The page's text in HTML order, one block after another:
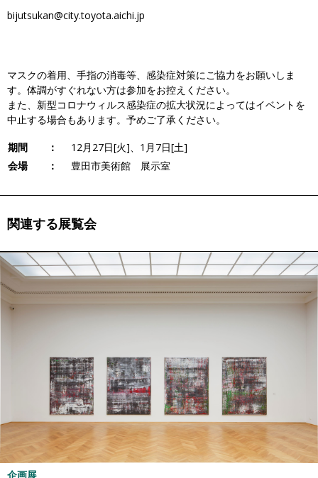
bijutsukan@city.toyota.aichi.jp
マスクの着用、手指の消毒等、感染症対策にご協力をお願いしま
す。体調がすぐれない方は参加をお控えください。
また、新型コロナウィルス感染症の拡大状況によってはイベントを
中止する場合もあります。予めご了承ください。
期間 ：
12月27日[火]、1月7日[土]
会場 ：
豊田市美術館 展示室
関連する展覧会
企画展